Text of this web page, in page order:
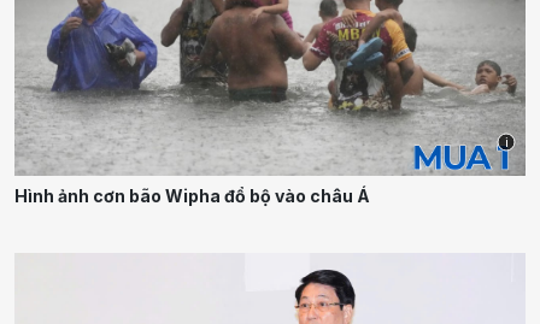
Hình ảnh cơn bão Wipha đổ bộ vào châu Á
i